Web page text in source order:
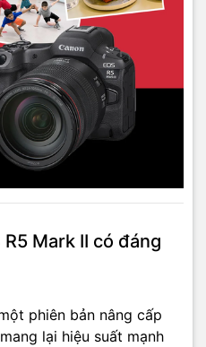
Mark II có đáng
phiên bản nâng cấp
lại hiệu suất mạnh